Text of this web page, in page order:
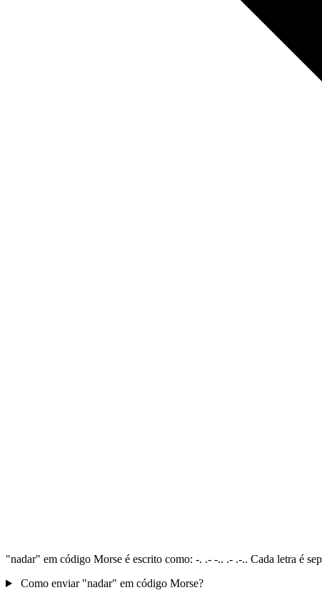
"nadar" em código Morse é escrito como: -. .- -.. .- .-.. Cada letra é
Como enviar "nadar" em código Morse?